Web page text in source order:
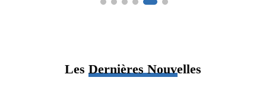
Les Dernières Nouvelles